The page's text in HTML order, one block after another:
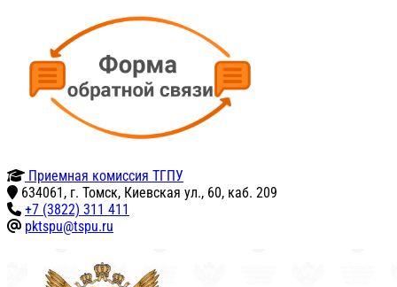
Приемная комиссия ТГПУ
634061, г. Томск, Киевская ул., 60, каб. 209
+7 (3822) 311 411
pktspu@tspu.ru